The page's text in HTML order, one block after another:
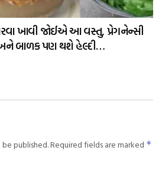
ખાવી જોઈએ આ વસ્તુ, પ્રેગનેન્સી
બાળક પણ થશે હેલ્દી…
published.Required fields are marked *